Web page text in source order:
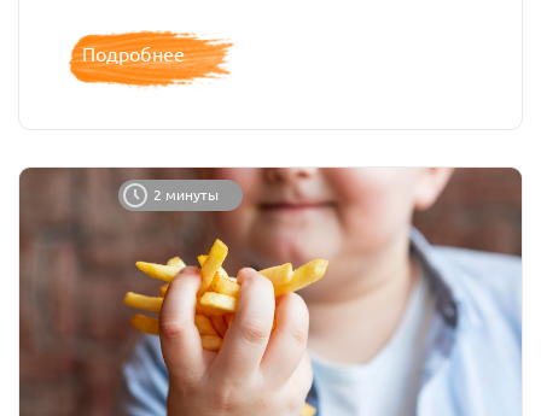
Подробнее
2 минуты